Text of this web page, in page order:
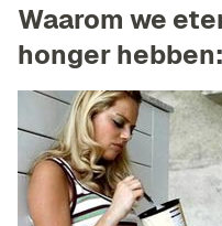
Waarom we
honger